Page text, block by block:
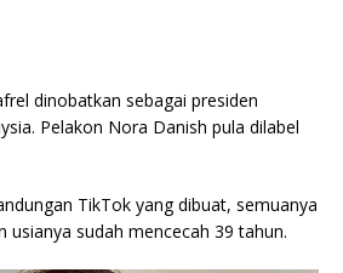
dinobatkan sebagai presiden
Pelakon Nora Danish pula dilabel
TikTok yang dibuat, semuanya
usianya sudah mencecah 39 tahun.